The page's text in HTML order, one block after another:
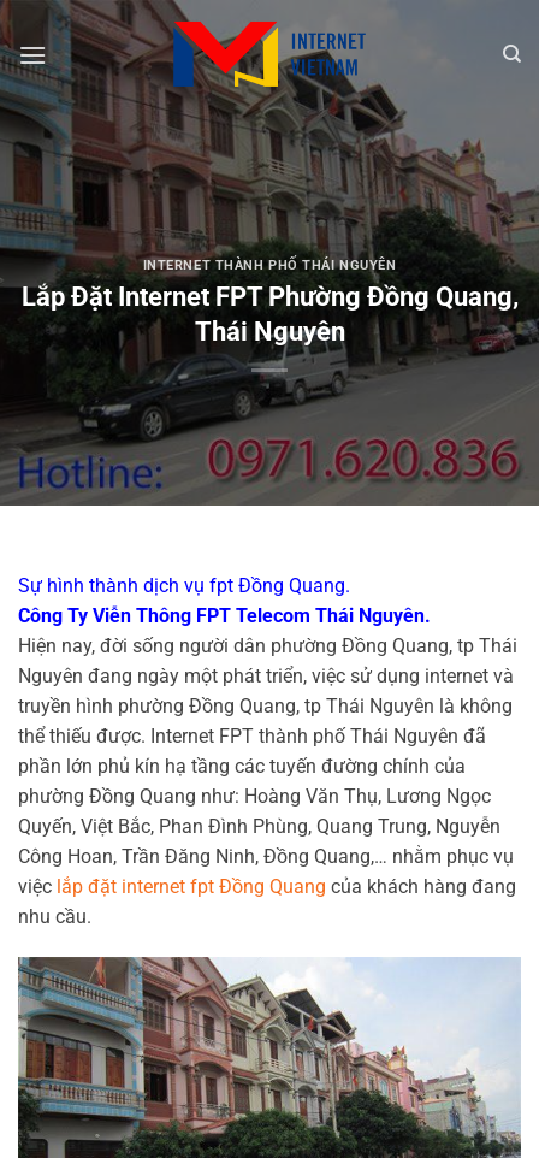
Chuyển
đến
nội
dung
INTERNET THÀNH PHỐ THÁI NGUYÊN
Lắp Đặt Internet FPT Phường Đồng Quang,
Thái Nguyên
Sự hình thành dịch vụ fpt Đồng Quang.
Công Ty Viễn Thông FPT Telecom Thái Nguyên.
Hiện nay, đời sống người dân phường Đồng Quang, tp Thái
Nguyên đang ngày một phát triển, việc sử dụng internet và
truyền hình phường Đồng Quang, tp Thái Nguyên là không
thể thiếu được. Internet FPT thành phố Thái Nguyên đã
phần lớn phủ kín hạ tầng các tuyến đường chính của
phường Đồng Quang như: Hoàng Văn Thụ, Lương Ngọc
Quyến, Việt Bắc, Phan Đình Phùng, Quang Trung, Nguyễn
Công Hoan, Trần Đăng Ninh, Đồng Quang,… nhằm phục vụ
việc lắp đặt internet fpt Đồng Quang của khách hàng đang
nhu cầu.